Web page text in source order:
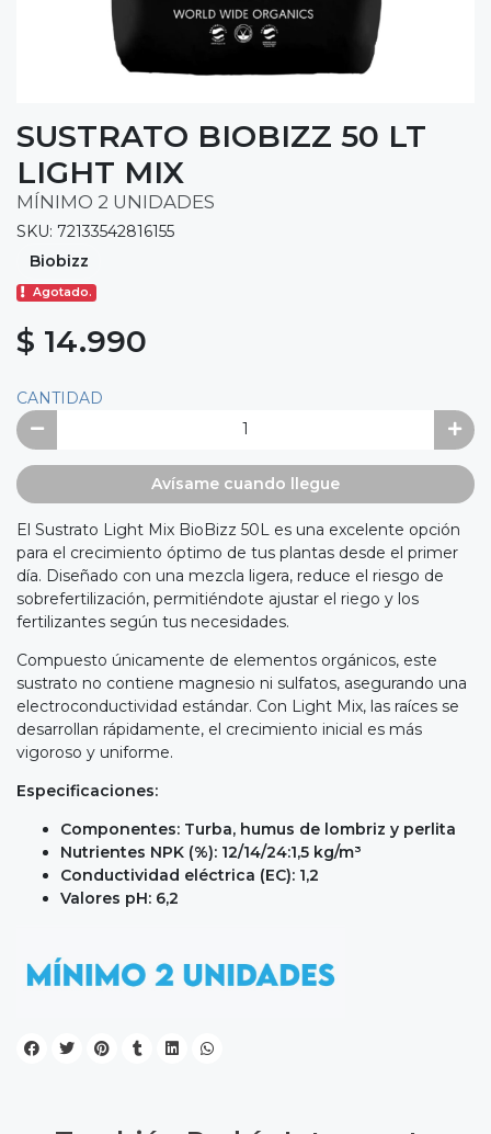
SUSTRATO BIOBIZZ 50 LT
LIGHT MIX
MÍNIMO 2 UNIDADES
SKU: 72133542816155
Biobizz
Agotado.
$ 14.990
CANTIDAD
Avísame cuando llegue
El Sustrato Light Mix BioBizz 50L es una excelente opción
para el crecimiento óptimo de tus plantas desde el primer
día. Diseñado con una mezcla ligera, reduce el riesgo de
sobrefertilización, permitiéndote ajustar el riego y los
fertilizantes según tus necesidades.
Compuesto únicamente de elementos orgánicos, este
sustrato no contiene magnesio ni sulfatos, asegurando una
electroconductividad estándar. Con Light Mix, las raíces se
desarrollan rápidamente, el crecimiento inicial es más
vigoroso y uniforme.
Especificaciones:
Componentes: Turba, humus de lombriz y perlita
Nutrientes NPK (%): 12/14/24:1,5 kg/m³
Conductividad eléctrica (EC): 1,2
Valores pH: 6,2